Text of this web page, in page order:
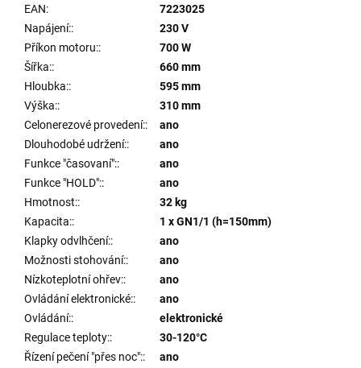
EAN:
7223025
Napájení::
230 V
Příkon motoru::
700 W
Šířka::
660 mm
Hloubka::
595 mm
Výška::
310 mm
Celonerezové provedení::
ano
Dlouhodobé udržení::
ano
Funkce "časovaní"::
ano
Funkce "HOLD"::
ano
Hmotnost::
32 kg
Kapacita::
1 x GN1/1 (h=150mm)
Klapky odvlhčení::
ano
Možnosti stohování::
ano
Nízkoteplotní ohřev::
ano
Ovládání elektronické::
ano
Ovládání::
elektronické
Regulace teploty::
30-120°C
Řízení pečení "přes noc"::
ano